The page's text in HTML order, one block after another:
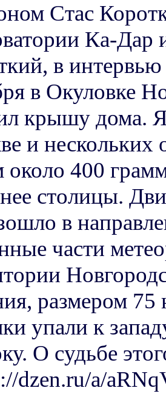
Стас
Ка-
в
в Окуловке
крышу дома.
и нескольких
около 400
столицы.
в
части
размером
упали к
О судьбе
dzen.ru/a/